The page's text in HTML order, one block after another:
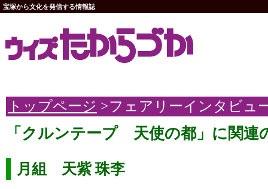
宝塚から文化を発信する情報誌
トップページ >フェアリーインタビュ
「クルンテープ 天使の都」に関連
月組 天紫 珠李